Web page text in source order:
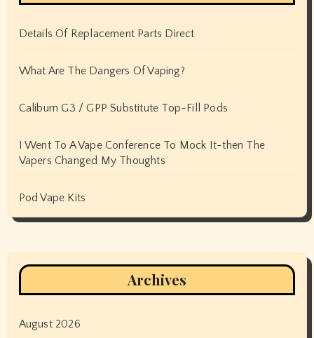
Details Of Replacement Parts Direct
What Are The Dangers Of Vaping?
Caliburn G3 / GPP Substitute Top-Fill Pods
I Went To A Vape Conference To Mock It-then The
Vapers Changed My Thoughts
Pod Vape Kits
Archives
August 2026